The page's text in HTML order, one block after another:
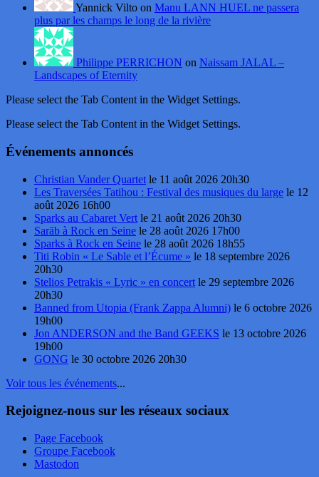
Yannick Vilto on Manu LANN HUEL ne passera
plus par les champs le long de la rivière
Philippe PERRICHON on Naissam JALAL –
Landscapes of Eternity
Please select the Tab Content in the Widget Settings.
Please select the Tab Content in the Widget Settings.
Événements annoncés
Christian Vander Quartet le 11 août 2026 20h30
Les Traversées Tatihou : Festival des musiques du large le 12
août 2026 16h00
Sparks au Cabaret Vert le 21 août 2026 20h30
Sarāb à Rock en Seine le 28 août 2026 17h00
Sparks à Rock en Seine le 28 août 2026 18h55
Titi Robin « Le Sable et l’Écume » le 18 septembre 2026
20h30
Stelios Petrakis « Lyric » en concert le 29 septembre 2026
20h30
Banned from Utopia (Frank Zappa Alumni) le 6 octobre 2026
19h00
Jon ANDERSON and the Band GEEKS le 13 octobre 2026
19h00
GONG le 30 octobre 2026 20h30
Voir tous les événements...
Rejoignez-nous sur les réseaux sociaux
Page Facebook
Groupe Facebook
Mastodon